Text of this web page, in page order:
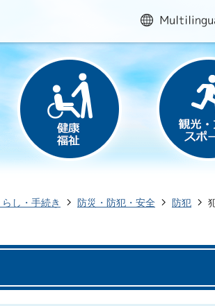
multilingual
らし・手続き 防災・防犯・安全 防犯